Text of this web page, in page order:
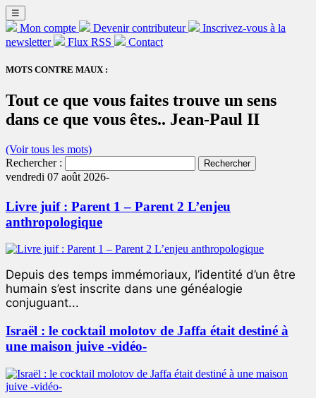
☰
Mon compte Devenir contributeur
Inscrivez-vous à la
newsletter
Flux RSS Contact
MOTS CONTRE MAUX :
Tout ce que vous faites trouve un sens
dans ce que vous êtes.. Jean-Paul II
(Voir tous les mots)
Rechercher :
vendredi 07 août 2026-
Livre juif : Parent 1 – Parent 2 L’enjeu
anthropologique
Depuis des temps immémoriaux, l’identité d’un être
humain s’est inscrite dans une généalogie
conjuguant...
Israël : le cocktail molotov de Jaffa était destiné à
une maison juive -vidéo-